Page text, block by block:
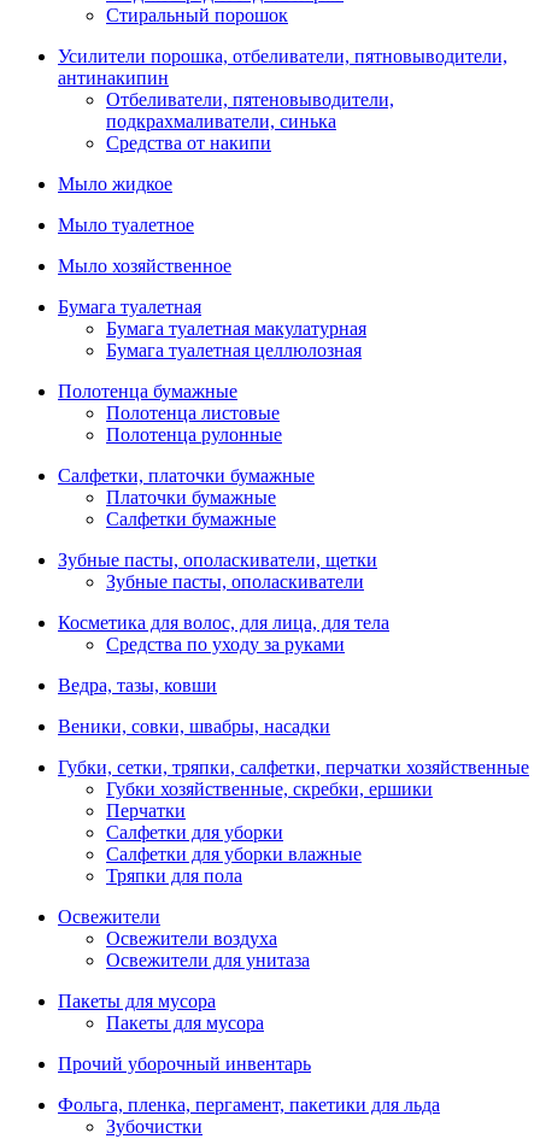
Стиральный порошок
Усилители порошка, отбеливатели, пятновыводители,
антинакипин
Отбеливатели, пятеновыводители,
подкрахмаливатели, синька
Средства от накипи
Мыло жидкое
Мыло туалетное
Мыло хозяйственное
Бумага туалетная
Бумага туалетная макулатурная
Бумага туалетная целлюлозная
Полотенца бумажные
Полотенца листовые
Полотенца рулонные
Салфетки, платочки бумажные
Платочки бумажные
Салфетки бумажные
Зубные пасты, ополаскиватели, щетки
Зубные пасты, ополаскиватели
Косметика для волос, для лица, для тела
Средства по уходу за руками
Ведра, тазы, ковши
Веники, совки, швабры, насадки
Губки, сетки, тряпки, салфетки, перчатки хозяйственные
Губки хозяйственные, скребки, ершики
Перчатки
Салфетки для уборки
Салфетки для уборки влажные
Тряпки для пола
Освежители
Освежители воздуха
Освежители для унитаза
Пакеты для мусора
Пакеты для мусора
Прочий уборочный инвентарь
Фольга, пленка, пергамент, пакетики для льда
Зубочистки